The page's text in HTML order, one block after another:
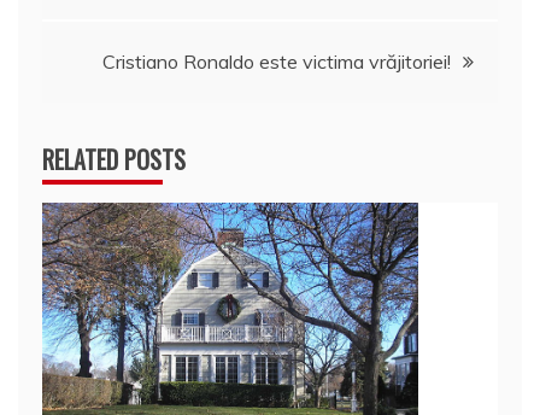
Cristiano Ronaldo este victima vrăjitoriei!
RELATED POSTS